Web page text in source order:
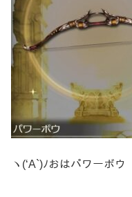
ヽ(‘A`)ﾉおはパワーボウ